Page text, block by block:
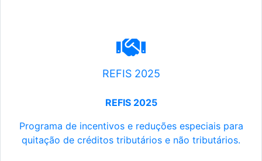
REFIS 2025
REFIS 2025
Programa de incentivos e reduções especiais para
quitação de créditos tributários e não tributários.